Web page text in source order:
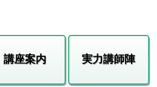
講座案内 実力講師陣